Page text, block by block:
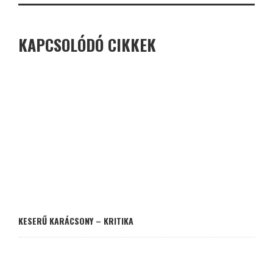
KAPCSOLÓDÓ CIKKEK
KESERŰ KARÁCSONY – KRITIKA